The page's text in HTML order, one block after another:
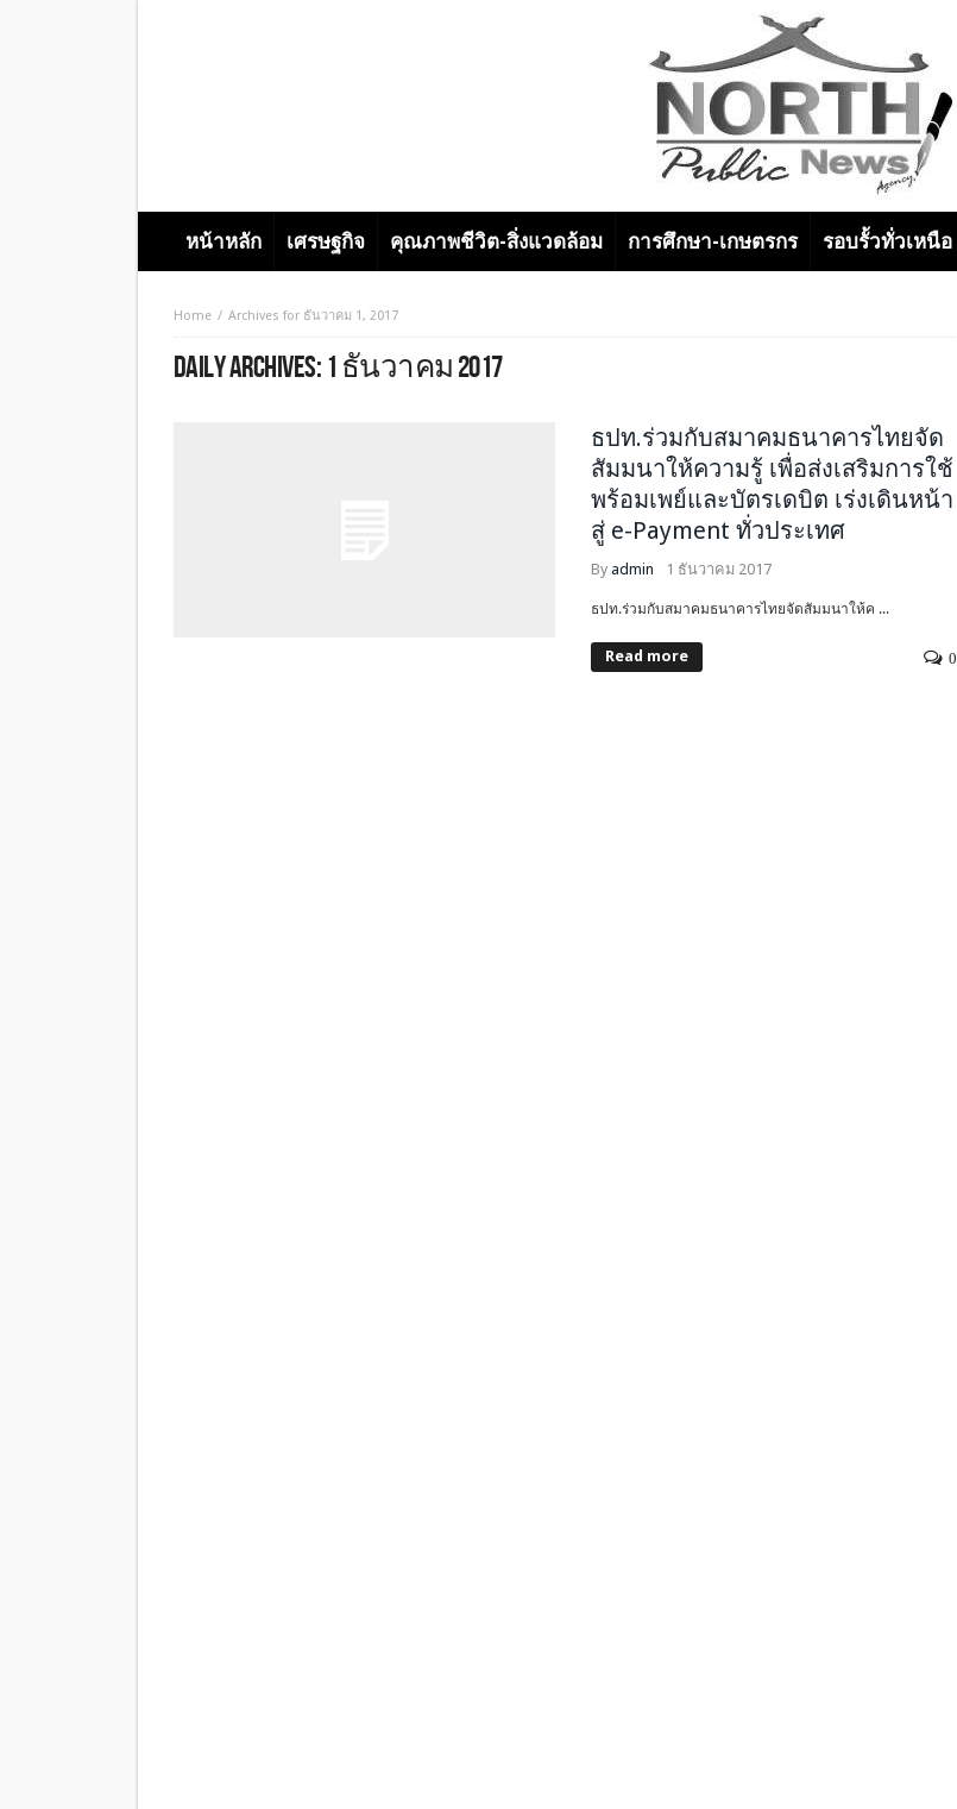
หน้าหลัก เศรษฐกิจ คุณภาพชีวิต-สิ่งแวดล้อม การศึกษา-เกษตรกร รอบรั้วทั่วเหนือ
Home Archives for ธันวาคม 1, 2017
DAILY ARCHIVES:1 ธันวาคม 2017
ธปท.ร่วมกับสมาคมธนาคารไทยจัด
สัมมนาให้ความรู้ เพื่อส่งเสริมการใช้
พร้อมเพย์และบัตรเดบิต เร่งเดินหน้า
สู่ e-Payment ทั่วประเทศ
By admin 1 ธันวาคม 2017
ธปท.ร่วมกับสมาคมธนาคารไทยจัดสัมมนาให้ค ...
Read more 0